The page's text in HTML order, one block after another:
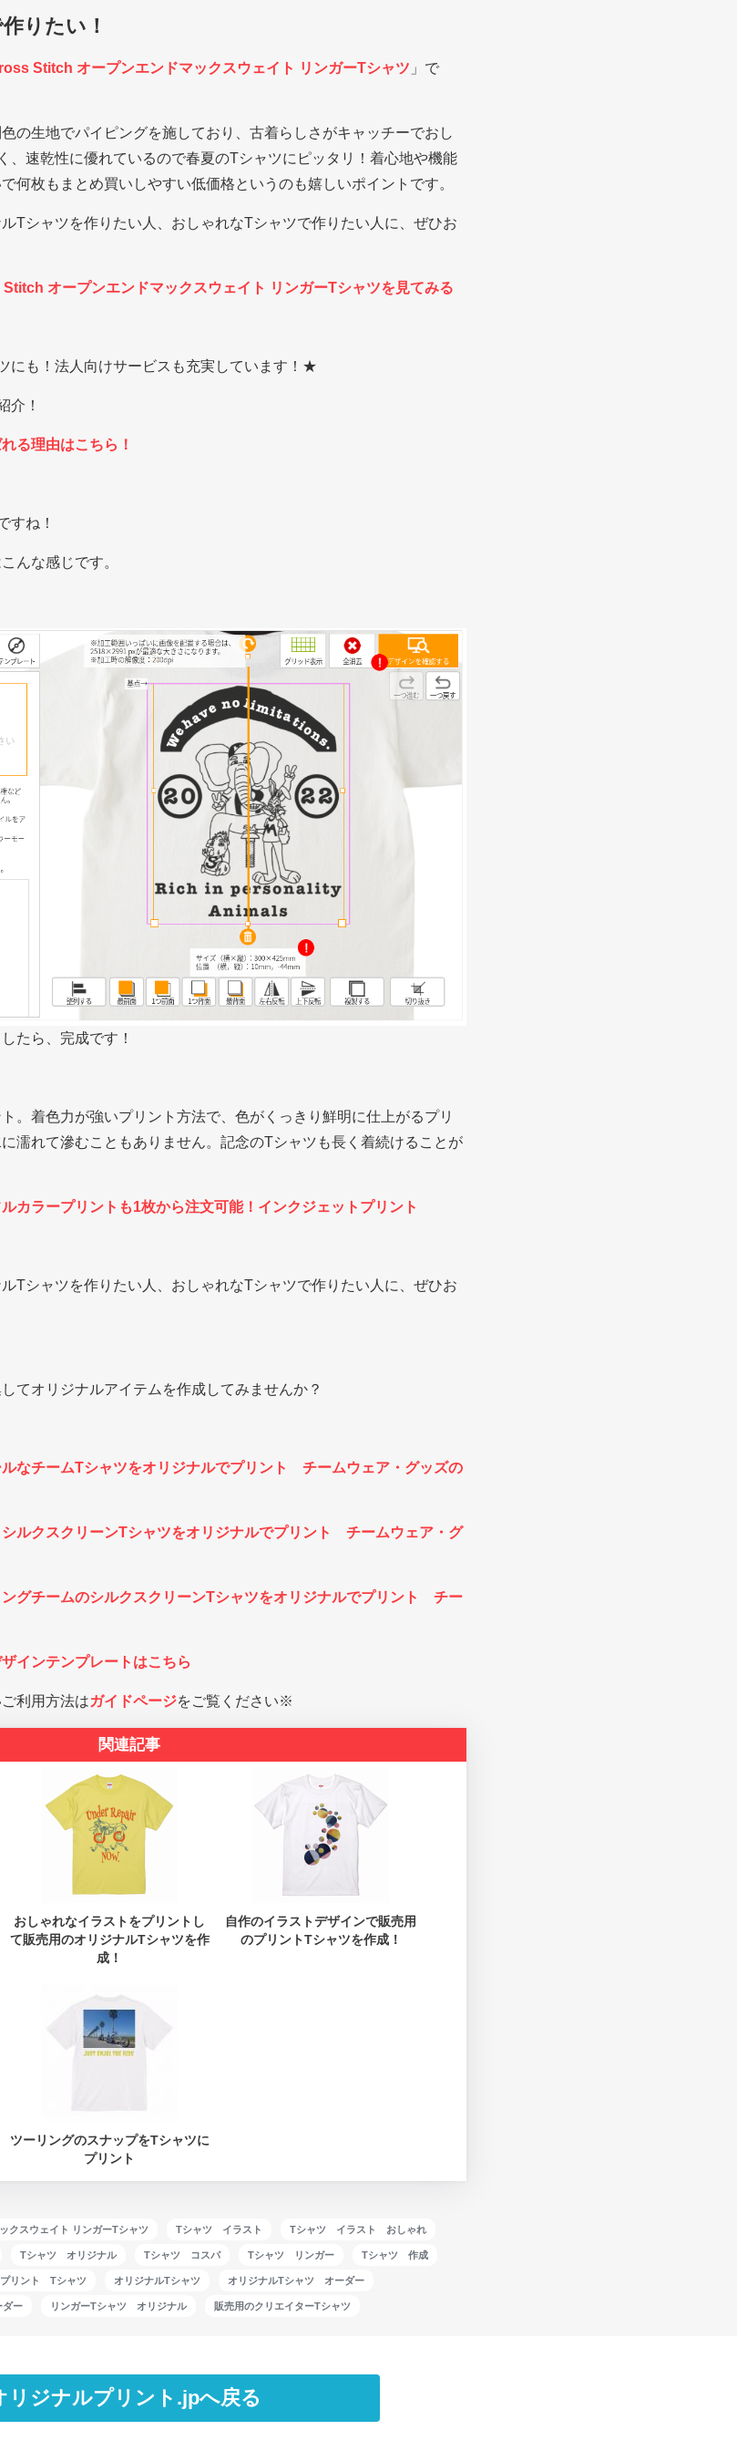
りたい！
Stitch オープンエンドマックスウェイト リンガーTシャツ 」で
の生地でパイピングを施しており、古着らしさがキャッチーでおし
、速乾性に優れているので春夏のTシャツにピッタリ！着心地や機能
何枚もまとめ買いしやすい低価格というのも嬉しいポイントです。
Tシャツを作りたい人、おしゃれなTシャツで作りたい人に、ぜひお
オープンエンドマックスウェイト リンガーTシャツを見てみる
にも！法人向けサービスも充実しています！★
介！
る理由はこちら！
すね！
んな感じです。
たら、完成です！
。着色力が強いプリント方法で、色がくっきり鮮明に仕上がるプリ
濡れて滲むこともありません。記念のTシャツも長く着続けることが
カラープリントも1枚から注文可能！インクジェットプリント
Tシャツを作りたい人、おしゃれなTシャツで作りたい人に、ぜひお
てオリジナルアイテムを作成してみませんか？
なチームTシャツをオリジナルでプリント チームウェア・グッズの
ルクスクリーンTシャツをオリジナルでプリント チームウェア・グ
グチームのシルクスクリーンTシャツをオリジナルでプリント チー
インテンプレートはこちら
利用方法はガイドページをご覧ください※
関連記事
おしゃれなイラストをプリントし
て販売用のオリジナルTシャツを作
成！
自作のイラストデザインで販売用
のプリントTシャツを作成！
ツーリングのスナップをTシャツに
プリント
クスウェイト リンガーTシャツ Tシャツ イラスト Tシャツ イラスト おしゃれ
Tシャツ オリジナル Tシャツ コスパ Tシャツ リンガー Tシャツ 作成
プリント Tシャツ オリジナルTシャツ オリジナルTシャツ オーダー
ー リンガーTシャツ オリジナル 販売用のクリエイターTシャツ
リジナルプリント.jpへ戻る